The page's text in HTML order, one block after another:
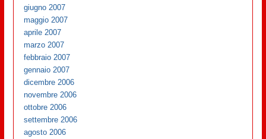
giugno 2007
maggio 2007
aprile 2007
marzo 2007
febbraio 2007
gennaio 2007
dicembre 2006
novembre 2006
ottobre 2006
settembre 2006
agosto 2006